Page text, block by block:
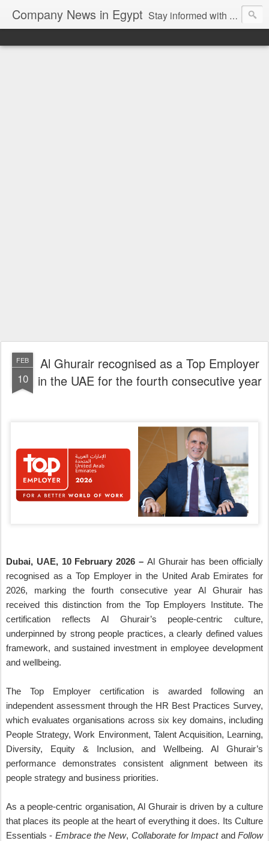
Company News in Egypt Stay informed with the latest company news and developments in Egypt and the region through our unbiased and direct news platform. Our blog publishes press releases and news directly from companies and their PR agencies, giving you a clear and unfiltered view of the industry. Make informed decisions with our easy to follow and clutter-free approach to company news.
FEB
10
Al Ghurair recognised as a Top Employer
in the UAE for the fourth consecutive year
Dubai, UAE, 10 February 2026 – Al Ghurair has been officially
recognised as a Top Employer in the United Arab Emirates for
2026, marking the fourth consecutive year Al Ghurair has
received this distinction from the Top Employers Institute. The
certification reflects Al Ghurair’s people-centric culture,
underpinned by strong people practices, a clearly defined values
framework, and sustained investment in employee development
and wellbeing.
The Top Employer certification is awarded following an
independent assessment through the HR Best Practices Survey,
which evaluates organisations across six key domains, including
People Strategy, Work Environment, Talent Acquisition, Learning,
Diversity, Equity & Inclusion, and Wellbeing. Al Ghurair’s
performance demonstrates consistent alignment between its
people strategy and business priorities.
As a people-centric organisation, Al Ghurair is driven by a culture
that places its people at the heart of everything it does. Its Culture
Essentials - Embrace the New, Collaborate for ImpactandFollow